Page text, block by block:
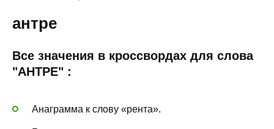
антре
Все значения в кроссвордах для слова
"АНТРЕ" :
Анаграмма к слову «рента».